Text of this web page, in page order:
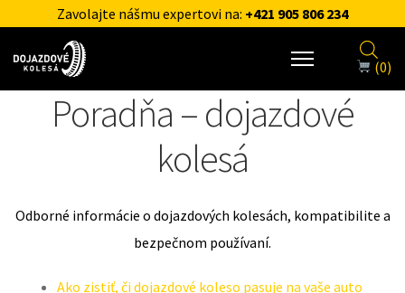
Zavolajte nášmu expertovi na: +421 905 806 234
(0)
Poradňa – dojazdové
kolesá
Odborné informácie o dojazdových kolesách, kompatibilite a
bezpečnom používaní.
Ako zistiť, či dojazdové koleso pasuje na vaše auto